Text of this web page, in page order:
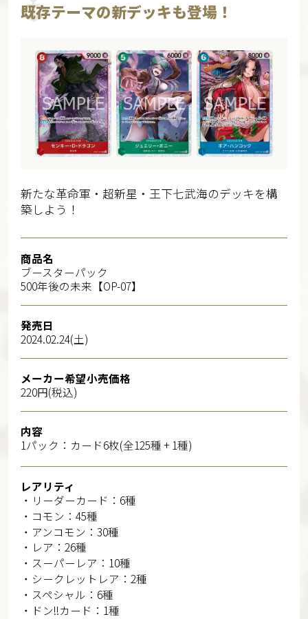
既存テーマの新デッキも登場！
新たな革命軍・超新星・王下七武海のデッキを構
築しよう！
商品名
ブースターパック
500年後の未来【OP-07】
発売日
2024.02.24(土)
メーカー希望小売価格
220円(税込)
内容
1パック：カード6枚(全125種 + 1種)
レアリティ
・リーダーカード：6種
・コモン：45種
・アンコモン：30種
・レア：26種
・スーパーレア：10種
・シークレットレア：2種
・スペシャル：6種
・ドン!!カード：1種